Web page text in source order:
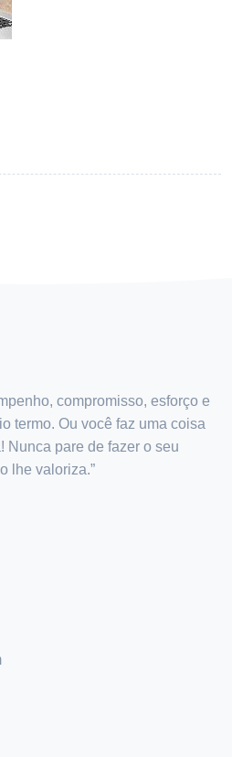
compromisso, esforço e
termo. Ou você faz uma coisa
Nunca pare de fazer o seu
lhe valoriza.”